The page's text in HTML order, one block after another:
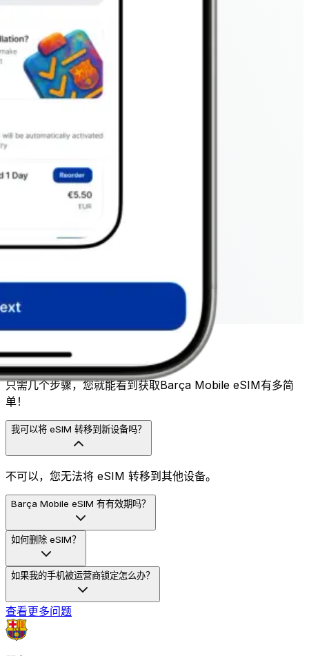
常见问题
只需几个步骤，您就能看到获取Barça Mobile eSIM有多简
单！
我可以将 eSIM 转移到新设备吗？
不可以，您无法将 eSIM 转移到其他设备。
Barça Mobile eSIM 有有效期吗？
如何删除 eSIM？
如果我的手机被运营商锁定怎么办？
查看更多问题